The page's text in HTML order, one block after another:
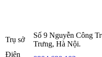
Trụ sở
Số 9 Nguyễn Công
Trưng, Hà Nội.
Điện